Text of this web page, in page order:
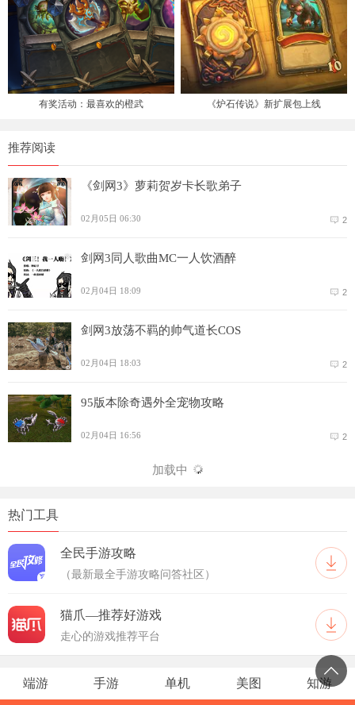
有奖活动：最喜欢的橙武 《炉石传说》新扩展包上线
推荐阅读
《剑网3》萝莉贺岁卡长歌弟子
02月05日 06:30 2
剑网3同人歌曲MC一人饮酒醉
02月04日 18:09 2
剑网3放荡不羁的帅气道长COS
02月04日 18:03 2
95版本除奇遇外全宠物攻略
02月04日 16:56 2
加载中
热门工具
全民手游攻略
（最新最全手游攻略问答社区）
猫爪—推荐好游戏
走心的游戏推荐平台
端游 手游 单机 美图 知游